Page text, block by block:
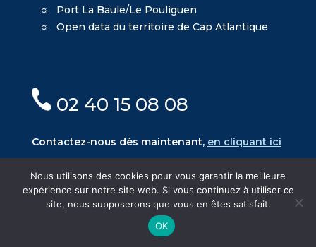
Port La Baule/Le Pouliguen
Open data du territoire de Cap Atlantique
02 40 15 08 08
Contactez-nous dès maintenant, en cliquant ici
© Mairie du Pouliguen - CréationOniti - Design
Mentions légales
Nous utilisons des cookies pour vous garantir la meilleure
expérience sur notre site web. Si vous continuez à utiliser ce
site, nous supposerons que vous en êtes satisfait.
OK